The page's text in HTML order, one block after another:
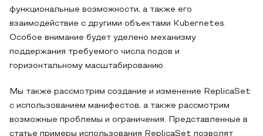
функциональные возможности, а также его
взаимодействие с другими объектами Kubernetes.
Особое внимание будет уделено механизму
поддержания требуемого числа подов и
горизонтальному масштабированию.
Мы также рассмотрим создание и изменение ReplicaSet
с использованием манифестов, а также рассмотрим
возможные проблемы и ограничения. Представленные в
статье примеры использования ReplicaSet позволят